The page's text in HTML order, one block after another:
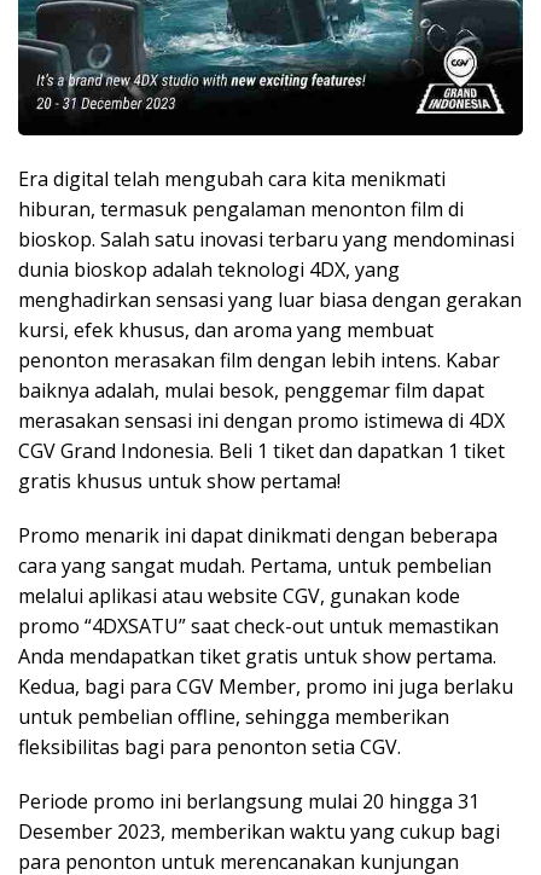
Era digital telah mengubah cara kita menikmati
hiburan, termasuk pengalaman menonton film di
bioskop. Salah satu inovasi terbaru yang mendominasi
dunia bioskop adalah teknologi 4DX, yang
menghadirkan sensasi yang luar biasa dengan gerakan
kursi, efek khusus, dan aroma yang membuat
penonton merasakan film dengan lebih intens. Kabar
baiknya adalah, mulai besok, penggemar film dapat
merasakan sensasi ini dengan promo istimewa di 4DX
CGV Grand Indonesia. Beli 1 tiket dan dapatkan 1 tiket
gratis khusus untuk show pertama!
Promo menarik ini dapat dinikmati dengan beberapa
cara yang sangat mudah. Pertama, untuk pembelian
melalui aplikasi atau website CGV, gunakan kode
promo “4DXSATU” saat check-out untuk memastikan
Anda mendapatkan tiket gratis untuk show pertama.
Kedua, bagi para CGV Member, promo ini juga berlaku
untuk pembelian offline, sehingga memberikan
fleksibilitas bagi para penonton setia CGV.
Periode promo ini berlangsung mulai 20 hingga 31
Desember 2023, memberikan waktu yang cukup bagi
para penonton untuk merencanakan kunjungan